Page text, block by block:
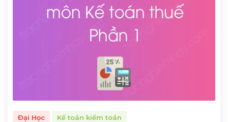
Đại Học Kế toán kiểm toán